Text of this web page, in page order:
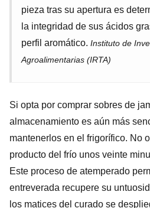
pieza tras su apertura es
la integridad de sus ácidos
perfil aromático. Instituto de
Agroalimentarias (IRTA)
Si opta por comprar sobres de
almacenamiento es aún más
mantenerlos en el frigorífico. No
producto del frío unos veinte
Este proceso de atemperado
entreverada recupere su
los matices del curado se